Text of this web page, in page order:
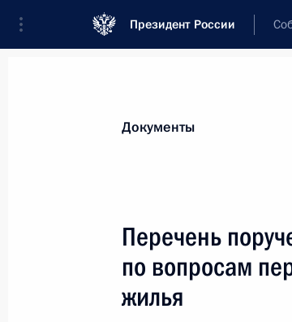
Президент России
Все поручения
Все поручения
Документы
Перечень
по вопросам
жилья